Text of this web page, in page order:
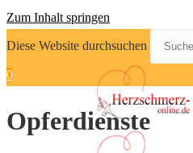
Zum Inhalt springen
Diese Website durchsuchen
0
Opferdienste